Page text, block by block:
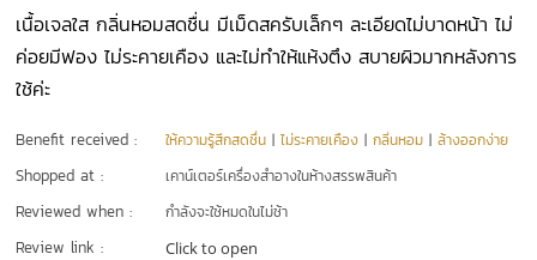
เนื้อเจลใส กลิ่นหอมสดชื่น มีเม็ดสครับเล็กๆ ละเอียดไม่บาดหน้า ไม่
ค่อยมีฟอง ไม่ระคายเคือง และไม่ทำให้แห้งตึง สบายผิวมากหลังการ
ใช้ค่ะ
Benefit received : ให้ความรู้สึกสดชื่น |ไม่ระคายเคือง |กลิ่นหอม |ล้างออกง่าย
Shopped at : เคาน์เตอร์เครื่องสำอางในห้างสรรพสินค้า
Reviewed when : กำลังจะใช้หมดในไม่ช้า
Review link : Click to open